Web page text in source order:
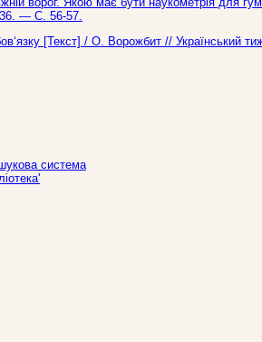
— С. 56-57.
[Текст] / О. Ворожбит //
система